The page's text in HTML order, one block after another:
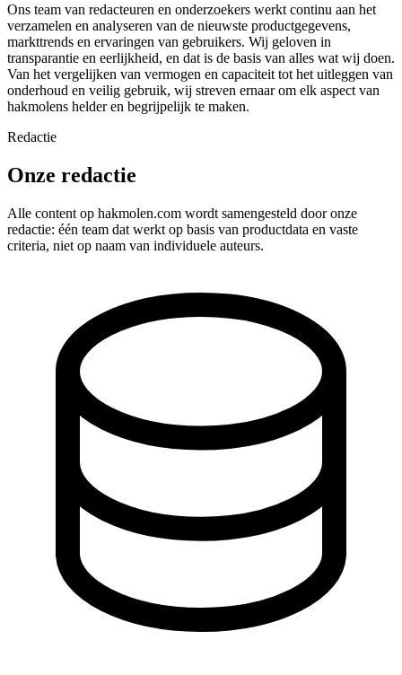
Ons team van redacteuren en onderzoekers werkt continu aan het
verzamelen en analyseren van de nieuwste productgegevens,
markttrends en ervaringen van gebruikers. Wij geloven in
transparantie en eerlijkheid, en dat is de basis van alles wat wij doen.
Van het vergelijken van vermogen en capaciteit tot het uitleggen van
onderhoud en veilig gebruik, wij streven ernaar om elk aspect van
hakmolens helder en begrijpelijk te maken.
Redactie
Onze redactie
Alle content op hakmolen.com wordt samengesteld door onze
redactie: één team dat werkt op basis van productdata en vaste
criteria, niet op naam van individuele auteurs.